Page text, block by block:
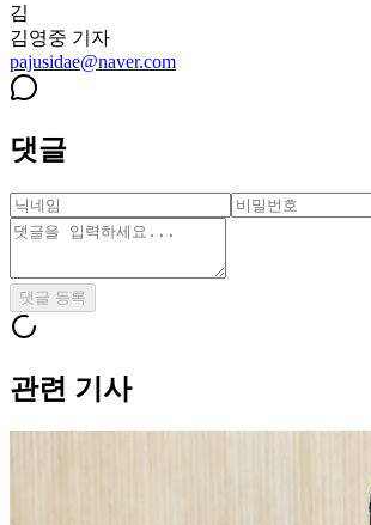
김
김영중 기자
pajusidae@naver.com
댓글
댓글 등록
관련 기사